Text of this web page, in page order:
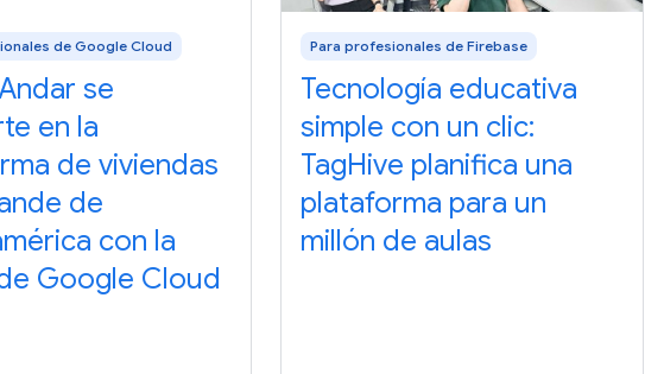
de Google Cloud
se
en la
de viviendas
de
con la
de Google Cloud
Para profesionales de Firebase
Tecnología educativa
simple con un clic:
TagHive planifica una
plataforma para un
millón de aulas